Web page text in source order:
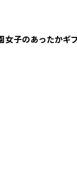
子のあったかギ